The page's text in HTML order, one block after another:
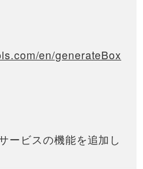
en/generateBox
ービスの機能を追加し